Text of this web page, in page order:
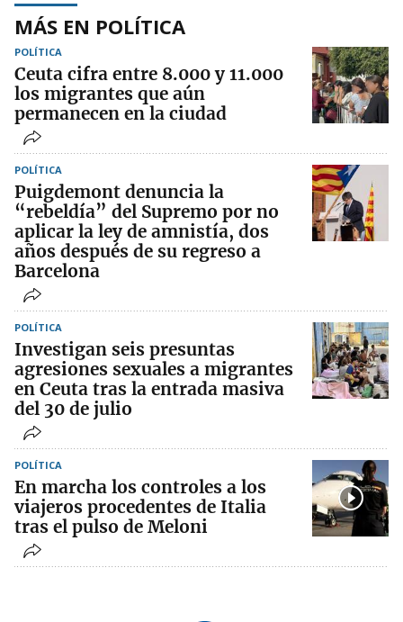
MÁS EN POLÍTICA
POLÍTICA
Ceuta cifra entre 8.000 y 11.000
los migrantes que aún
permanecen en la ciudad
POLÍTICA
Puigdemont denuncia la
“rebeldía” del Supremo por no
aplicar la ley de amnistía, dos
años después de su regreso a
Barcelona
POLÍTICA
Investigan seis presuntas
agresiones sexuales a migrantes
en Ceuta tras la entrada masiva
del 30 de julio
POLÍTICA
En marcha los controles a los
viajeros procedentes de Italia
tras el pulso de Meloni